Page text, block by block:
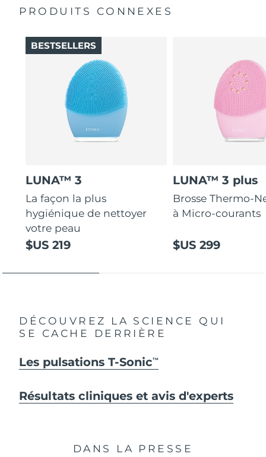
PRODUITS CONNEXES
LUNA™ 3
La façon la plus
hygiénique de nettoyer
votre peau
$US 219
BESTSELLERS
LUNA™ 3 plus
Brosse Thermo-
à Micro-courants
$US 299
DÉCOUVREZ LA SCIENCE QUI
SE CACHE DERRIÈRE
Les pulsations T-SonicTM
Résultats cliniques et avis d'experts
DANS LA PRESSE